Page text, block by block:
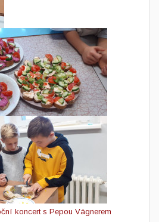
koncert s Pepou Vágnerem